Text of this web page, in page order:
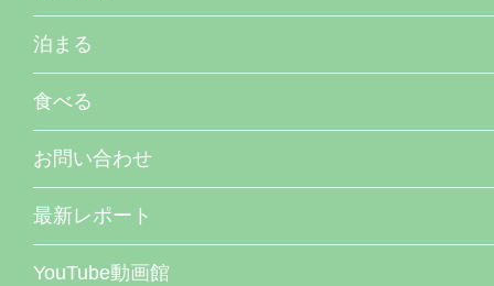
泊まる
食べる
お問い合わせ
最新レポート
YouTube動画館